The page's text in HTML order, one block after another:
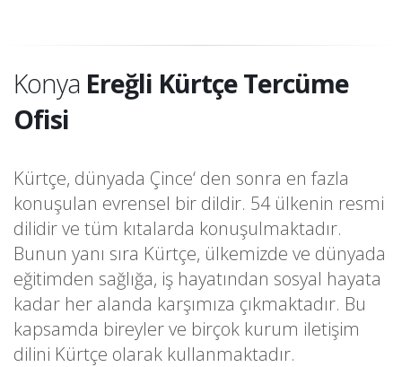
Konya Ereğli Kürtçe Tercüme
Ofisi
Kürtçe, dünyada Çince‘ den sonra en fazla
konuşulan evrensel bir dildir. 54 ülkenin resmi
dilidir ve tüm kıtalarda konuşulmaktadır.
Bunun yanı sıra Kürtçe, ülkemizde ve dünyada
eğitimden sağlığa, iş hayatından sosyal hayata
kadar her alanda karşımıza çıkmaktadır. Bu
kapsamda bireyler ve birçok kurum iletişim
dilini Kürtçe olarak kullanmaktadır.